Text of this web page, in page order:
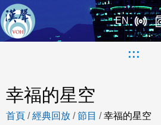
EN
:::
幸福的星空
首頁 /經典回放 /節目 /幸福的星空